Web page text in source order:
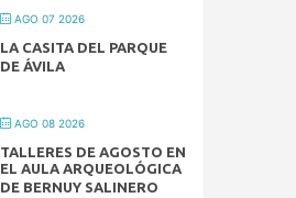
AGO 07 2026
LA CASITA DEL PARQUE
DE ÁVILA
AGO 08 2026
TALLERES DE AGOSTO EN
EL AULA ARQUEOLÓGICA
DE BERNUY SALINERO